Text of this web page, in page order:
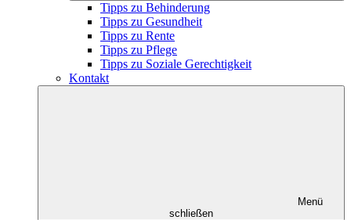
Tipps zu Behinderung
Tipps zu Gesundheit
Tipps zu Rente
Tipps zu Pflege
Tipps zu Soziale Gerechtigkeit
Kontakt
Menü
schließen